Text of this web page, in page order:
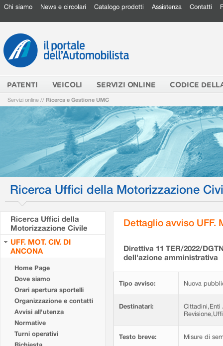
Chi siamo News e circolari Catalogo prodotti Assistenza Contatti
PATENTI VEICOLI SERVIZI ONLINE CODICE
Servizi online // Ricerca e Gestione UMC
Ricerca Uffici della Motorizzazione
Ricerca Uffici della
Motorizzazione Civile
UFF. MOT. CIV. DI
ANCONA
Home Page
Dove siamo
Orari apertura sportelli
Organizzazione e contatti
Avvisi all'utenza
Normative
Turni operativi
Dettaglio avviso UFF.
Direttiva 11 TER/2022/
dell'azione amministrativa
Tipo avviso: Nuova
Destinatari:
Cittadini,Enti
Testo breve: Misure di